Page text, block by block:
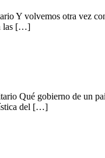
Y volvemos otra vez
las […]
Qué gobierno de un
del […]